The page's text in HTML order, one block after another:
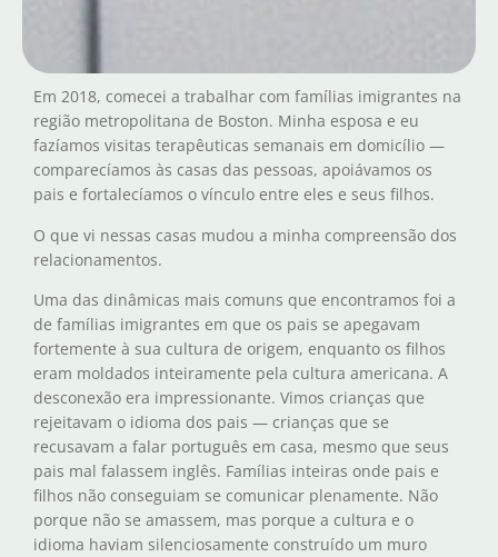
Em 2018, comecei a trabalhar com famílias imigrantes na
região metropolitana de Boston. Minha esposa e eu
fazíamos visitas terapêuticas semanais em domicílio —
comparecíamos às casas das pessoas, apoiávamos os
pais e fortalecíamos o vínculo entre eles e seus filhos.
O que vi nessas casas mudou a minha compreensão dos
relacionamentos.
Uma das dinâmicas mais comuns que encontramos foi a
de famílias imigrantes em que os pais se apegavam
fortemente à sua cultura de origem, enquanto os filhos
eram moldados inteiramente pela cultura americana. A
desconexão era impressionante. Vimos crianças que
rejeitavam o idioma dos pais — crianças que se
recusavam a falar português em casa, mesmo que seus
pais mal falassem inglês. Famílias inteiras onde pais e
filhos não conseguiam se comunicar plenamente. Não
porque não se amassem, mas porque a cultura e o
idioma haviam silenciosamente construído um muro